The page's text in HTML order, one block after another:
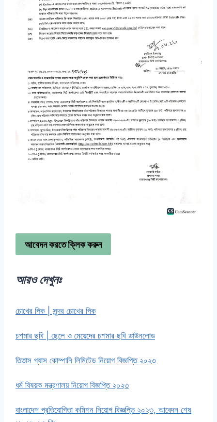
আবেদন করতে ক্লিক করুন
আরও দেখুনঃ
চোখের পিক | সুন্দর চোখের পিক
চশমার ছবি | ছেলে ও মেয়েদের চশমার ছবি ডাউনলোড
তিতাস গ্যাস কোম্পানি লিমিটেড নিয়োগ বিজ্ঞপ্তি ২০২৩
ধর্ম বিষয়ক মন্ত্রণালয় নিয়োগ বিজ্ঞপ্তি ২০২৩
বাংলাদেশ প্রতিযোগিতা কমিশন নিয়োগ বিজ্ঞপ্তি ২০২৩, আবেদন শেষ